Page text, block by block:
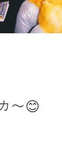
〜😊